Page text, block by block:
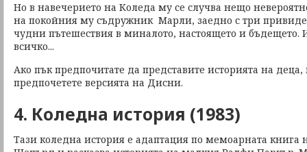
Но в навечерието на Коледа му се случва нещо
на покойния му съдружник Марли, заедно с три
чудни пътешествия в миналото, настоящето и
всичко...
Ако пък предпочитате да представите историята на
предпочетете версията на Дисни.
4. Коледна история (1983)
Тази коледна история е адаптация по мемоарната книга